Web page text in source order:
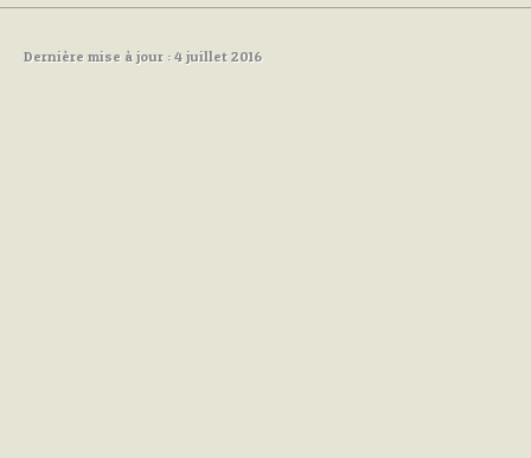
Dernière mise à jour : 4 juillet 2016